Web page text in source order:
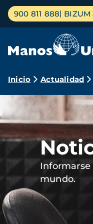
Pasar
contenido
Menú
principal
900 811 888 BIZUM
Ruta
de
Inicio Actualidad
Imagen
mundo.